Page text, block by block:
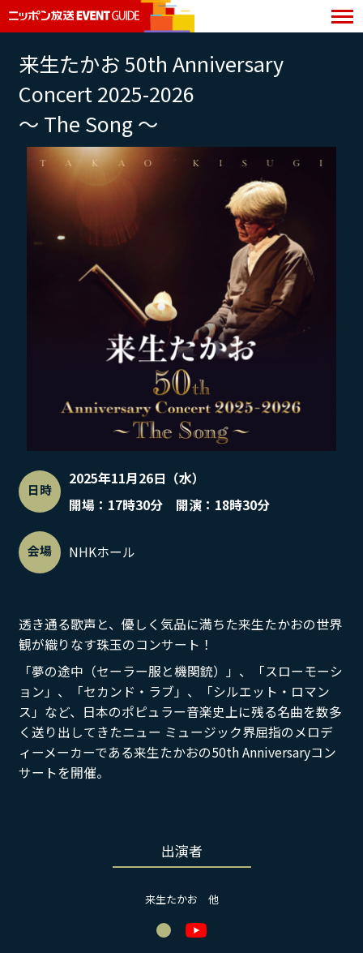
来生たかお 50th Anniversary
Concert 2025-2026
～ The Song ～
日時
2025年11月26日（水）
開場：17時30分 開演：18時30分
会場 NHKホール
透き通る歌声と、優しく気品に満ちた来生たかおの世界
観が織りなす珠玉のコンサート！
「夢の途中（セーラー服と機関銃）」、「スローモーシ
ョン」、「セカンド・ラブ」、「シルエット・ロマン
ス」など、日本のポピュラー音楽史上に残る名曲を数多
く送り出してきたニュー ミュージック界屈指のメロデ
ィーメーカーである来生たかおの50th Anniversaryコン
サートを開催。
出演者
来生たかお 他